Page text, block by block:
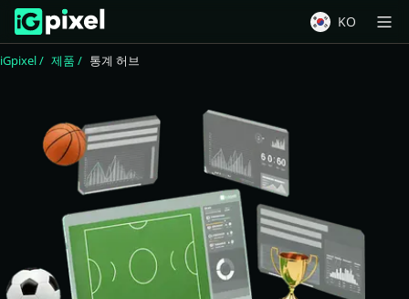
KO
iGpixel 제품 통계 허브